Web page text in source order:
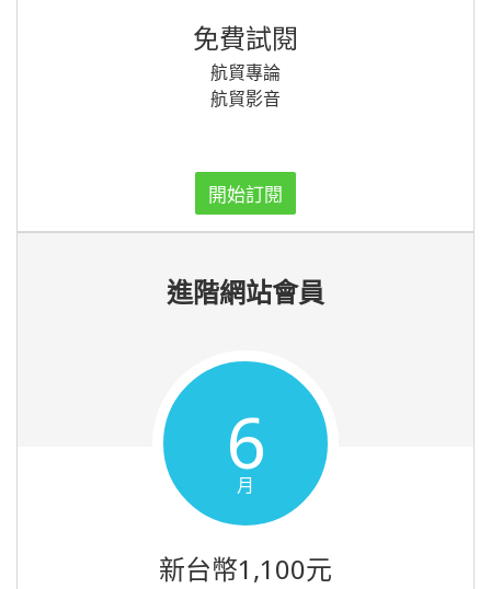
免費試閱
航貿專論
航貿影音
開始訂閱
進階網站會員
6
月
新台幣1,100元